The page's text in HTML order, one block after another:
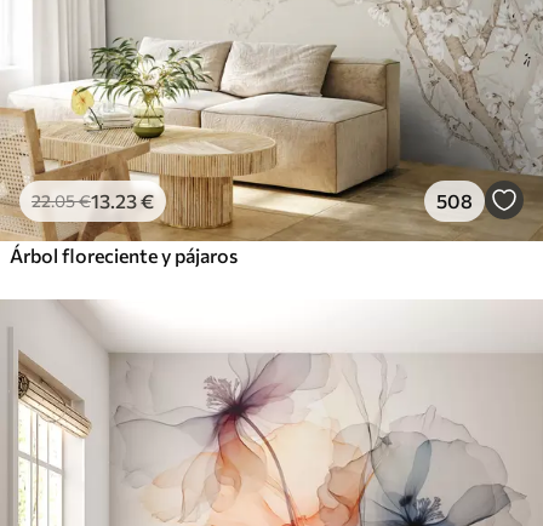
22.05€13 .23€ 508
Árbol floreciente y pájaros